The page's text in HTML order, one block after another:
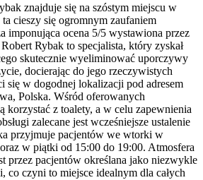
znajduje się na szóstym miejscu w
cieszy się ogromnym zaufaniem
imponująca ocena 5/5 wystawiona przez
Rybak to specjalista, który zyskał
skutecznie wyeliminować uporczywy
docierając do jego rzeczywistych
się w dogodnej lokalizacji pod adresem
Polska. Wśród oferowanych
korzystać z toalety, a w celu zapewnienia
zalecane jest wcześniejsze ustalenie
przyjmuje pacjentów we wtorki w
w piątki od 15:00 do 19:00. Atmosfera
przez pacjentów określana jako niezwykle
co czyni to miejsce idealnym dla całych